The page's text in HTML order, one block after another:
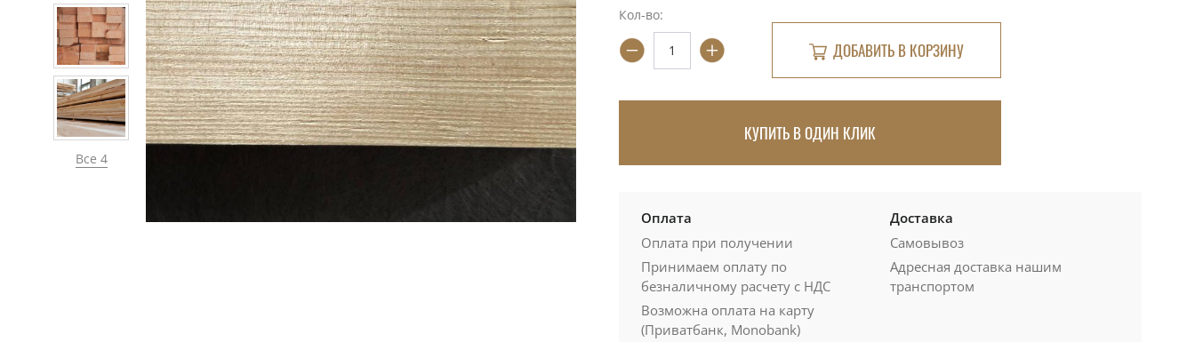
Все 4
Кол-во:
ДОБАВИТЬ В КОРЗИНУ
КУПИТЬ В ОДИН КЛИК
Оплата
Оплата при получении
Принимаем оплату по
безналичному расчету с НДС
Возможна оплата на карту
(Приватбанк, Monobank)
Доставка
Самовывоз
Адресная доставка нашим
транспортом